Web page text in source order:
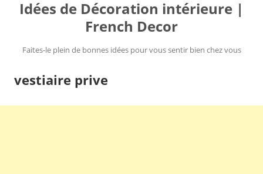
Idées de Décoration intérieure |
French Decor
Faites-le plein de bonnes idées pour vous sentir bien chez vous
vestiaire prive